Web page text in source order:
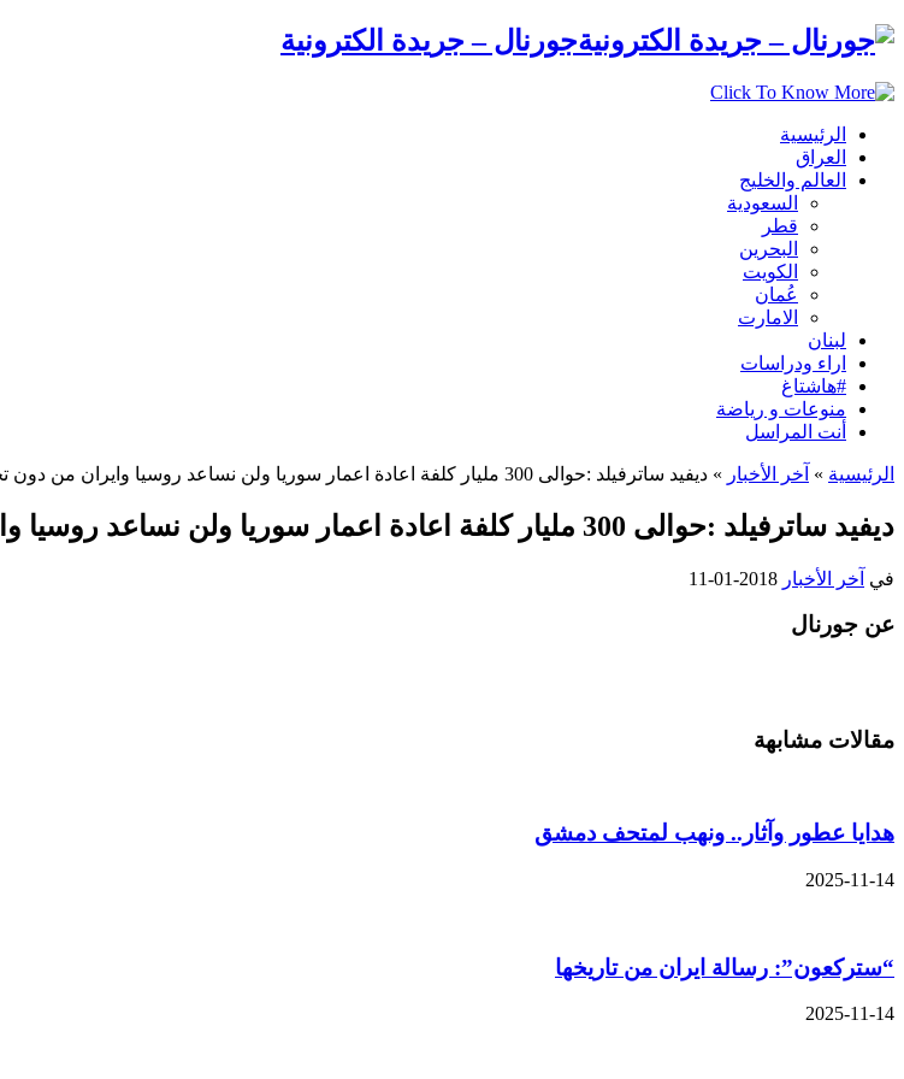
جورنال – جريدة الكترونية
الرئيسية
العراق
العالم والخليج
السعودية
قطر
البحرين
الكويت
عُمان
الامارت
لبنان
اراء ودراسات
#هاشتاغ
منوعات و رياضة
أنت المراسل
الرئيسية » آخر الأخبار » ديفيد ساترفيلد :حوالى 300 مليار كلفة اعادة اعمار سوريا ولن نساعد روسيا وايران من دون تحول سياسي في دمشق
ديفيد ساترفيلد :حوالى 300 مليار كلفة اعادة اعمار سوريا ولن نساعد روسيا وايران من دون تحول سياسي في دمشق
في آخر الأخبار 2018-01-11
عن جورنال
مقالات مشابهة
هدايا عطور وآثار.. ونهب لمتحف دمشق
2025-11-14
“ستركعون”: رسالة ايران من تاريخها
2025-11-14